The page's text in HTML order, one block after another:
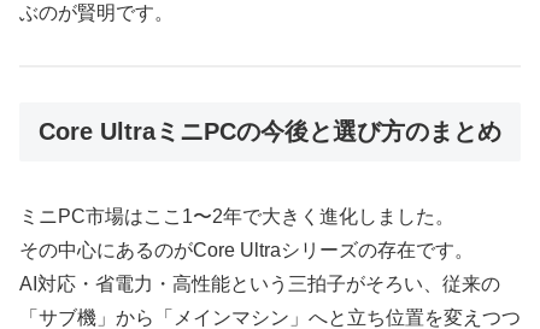
ぶのが賢明です。
Core UltraミニPCの今後と選び方のまとめ
ミニPC市場はここ1〜2年で大きく進化しました。
その中心にあるのがCore Ultraシリーズの存在です。
AI対応・省電力・高性能という三拍子がそろい、従来の
「サブ機」から「メインマシン」へと立ち位置を変えつつ